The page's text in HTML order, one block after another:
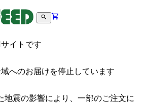
イトです
へのお届けを停止しています
地震の影響により、一部のご注文に